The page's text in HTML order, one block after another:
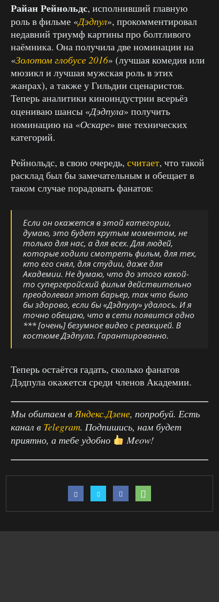
Райан Рейнольдс, исполнивший главную
роль в фильме «Дэдпул», прокомментировал
недавний триумф картины про болтливого
наёмника. Она получила две номинации на
«Золотом глобусе 2016» (лучшая комедия или
мюзикл и лучшая мужская роль в этих
жанрах), а также у Гильдии сценаристов.
Теперь аналитики киноиндустрии всерьёз
оцениваю шансы «Дэдпула» получить
номинацию на «Оскаре» вне технических
категорий.
Рейнольдс, в свою очередь, считает, что такой
расклад был бы замечательным и обещает в
таком случае порадовать фанатов:
Если он окажется в этой категории,
думаю, это будет крутым моментом, не
только для нас, а для всех. Для людей,
которые ходили смотреть фильм, для тех,
кто его снял, для студии, даже для
Академии. Не думаю, что до этого какой-
то супергеройский фильм действительно
преодолевал этот барьер, так что было
бы здорово, если бы «Дэдпулу» удалось. И я
точно обещаю, что в сети появится одно
*** [очень] безумное видео с реакцией. В
костюме Дэдпула. Гарантированно.
Теперь остаётся гадать, сколько фанатов
Дэдпула окажется среди членов Академии.
Мы обитаем в Яндекс.Дзене, попробуй. Есть
канал в Telegram. Подпишись, нам будет
приятно, а тебе удобно
Meow!